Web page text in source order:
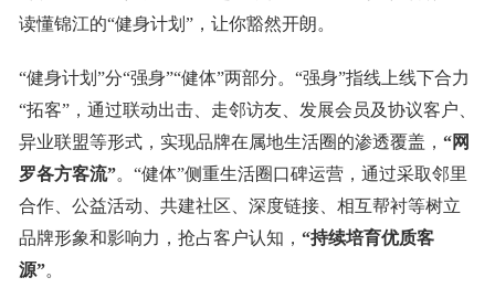
读懂锦江的“健身计划”，让你豁然开朗。
“健身计划”分“强身”“健体”两部分。“强身”指线上线下合力
“拓客”，通过联动出击、走邻访友、发展会员及协议客户、
异业联盟等形式，实现品牌在属地生活圈的渗透覆盖， “网
罗各方客流”。“健体”侧重生活圈口碑运营，通过采取邻里
合作、公益活动、共建社区、深度链接、相互帮衬等树立
品牌形象和影响力，抢占客户认知， “持续培育优质客
源”。